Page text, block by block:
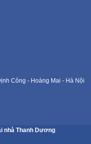
Công - Hoàng Mai - Hà Nội
nhà Thanh Dương